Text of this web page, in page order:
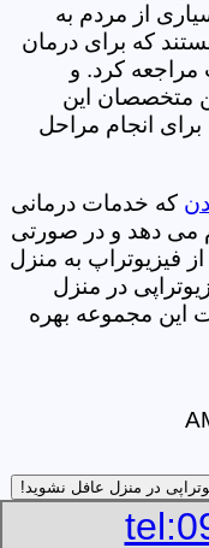
از مردم به
که برای درمان
مراجعه کرد. و
متخصصان این
انجام مراحل
که خدمات درمانی
می دهد و در صورتی
فیزیوتراپ به منزل
در منزل
این مجموعه بهره
در منزل عافل نشوید!